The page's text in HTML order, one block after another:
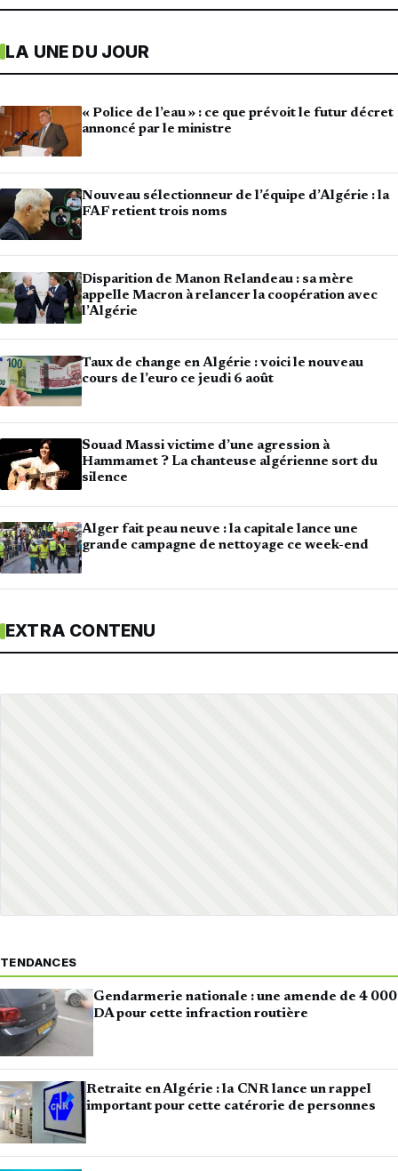
LA UNE DU JOUR
« Police de l’eau » : ce que prévoit le futur décret
annoncé par le ministre
Nouveau sélectionneur de l’équipe d’Algérie : la
FAF retient trois noms
Disparition de Manon Relandeau : sa mère
appelle Macron à relancer la coopération avec
l’Algérie
Taux de change en Algérie : voici le nouveau
cours de l’euro ce jeudi 6 août
Souad Massi victime d’une agression à
Hammamet ? La chanteuse algérienne sort du
silence
Alger fait peau neuve : la capitale lance une
grande campagne de nettoyage ce week-end
EXTRA CONTENU
TENDANCES
Gendarmerie nationale : une amende de 4 000
DA pour cette infraction routière
Retraite en Algérie : la CNR lance un rappel
important pour cette catérorie de personnes